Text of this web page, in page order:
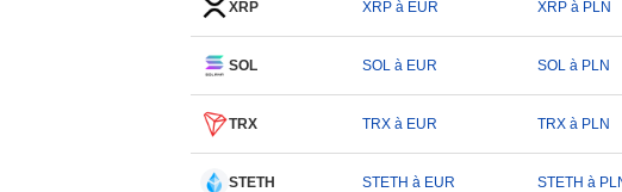
XRP XRP à EUR XRP à PLN
SOL SOL à EUR SOL à PLN
TRX TRX à EUR TRX à PLN
STETH STETH à EUR STETH à